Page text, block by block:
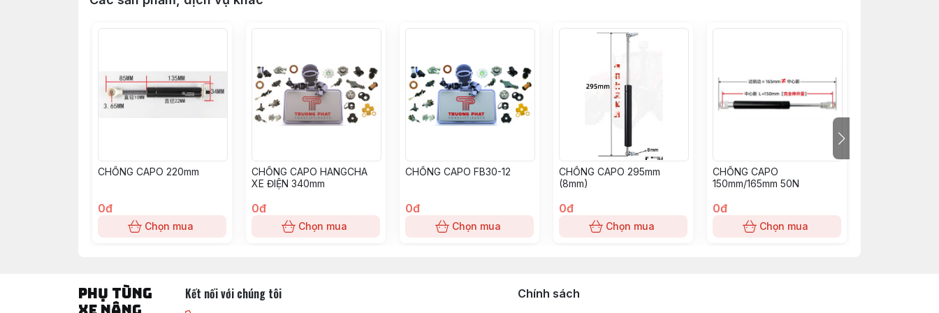
CHỐNG CAPO 220mm
0đ
Chọn mua
CHỐNG CAPO HANGCHA
XE ĐIỆN 340mm
0đ
Chọn mua
CHỐNG CAPO FB30-12
0đ
Chọn mua
CHỐNG CAPO 295mm
(8mm)
0đ
Chọn mua
CHỐNG CAPO
150mm/165mm 50N
0đ
Chọn mua
PHỤ TÙNG
Kết nối với chúng tôi Chính sách